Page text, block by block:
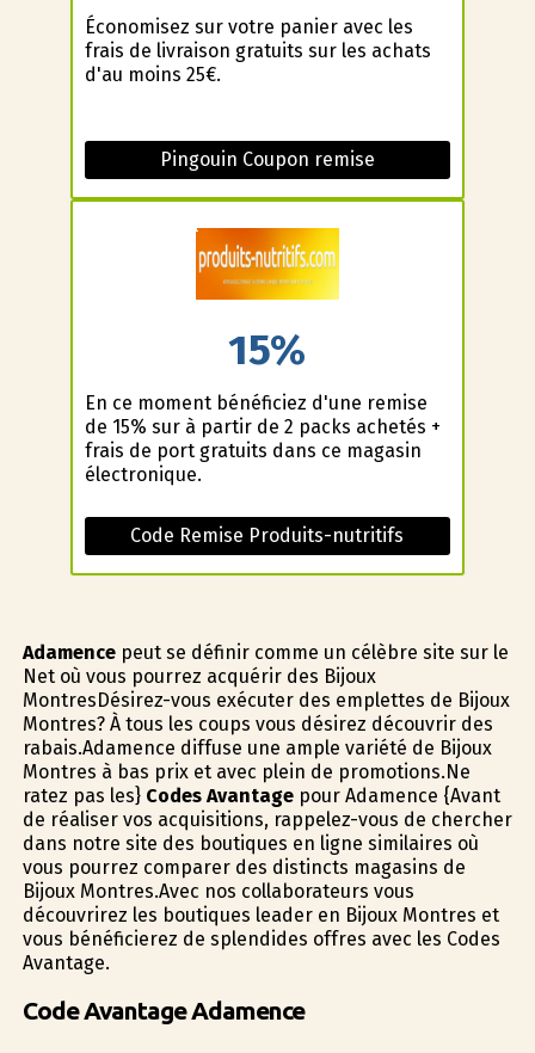
Économisez sur votre panier avec les
frais de livraison gratuits sur les achats
d'au moins 25€.
Pingouin Coupon remise
15%
En ce moment bénéficiez d'une remise
de 15% sur à partir de 2 packs achetés +
frais de port gratuits dans ce magasin
électronique.
Code Remise Produits-nutritifs
Adamencepeut se définir comme un célèbre site sur le
Net où vous pourrez acquérir des Bijoux
MontresDésirez-vous exécuter des emplettes de Bijoux
Montres? À tous les coups vous désirez découvrir des
rabais.Adamence diffuse une ample variété de Bijoux
Montres à bas prix et avec plein de promotions.Ne
ratez pas les} Codes Avantagepour Adamence {Avant
de réaliser vos acquisitions, rappelez-vous de chercher
dans notre site des boutiques en ligne similaires où
vous pourrez comparer des distincts magasins de
Bijoux Montres.Avec nos collaborateurs vous
découvrirez les boutiques leader en Bijoux Montres et
vous bénéficierez de splendides offres avec les Codes
Avantage.
Code Avantage Adamence